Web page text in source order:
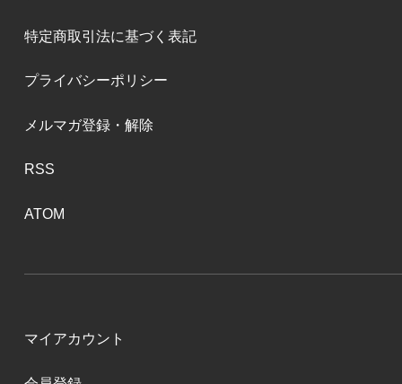
特定商取引法に基づく表記
プライバシーポリシー
メルマガ登録・解除
RSS
ATOM
マイアカウント